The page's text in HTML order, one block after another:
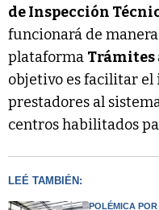
de Inspección
funcionará de
plataforma Trámites
objetivo es facilitar el
prestadores al
centros habilitados
LEÉ TAMBIÉN:
POLÉMICA